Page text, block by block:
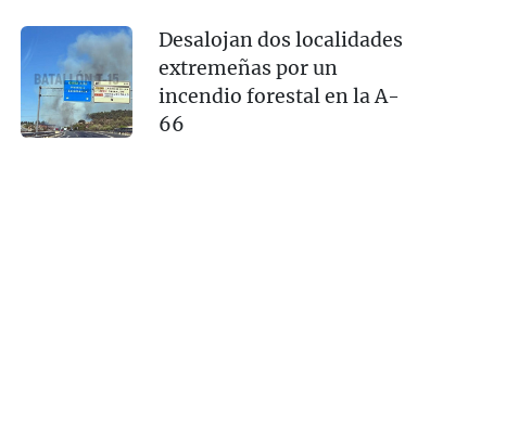
Desalojan dos localidades
extremeñas por un
incendio forestal en la A-
66